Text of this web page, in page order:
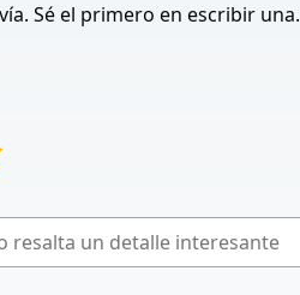
Sé el primero en escribir una.